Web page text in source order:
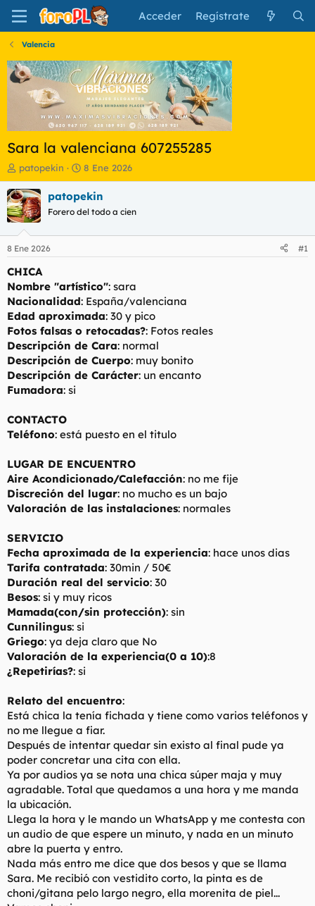
Acceder Regístrate
Valencia
Sara la valenciana 607255285
I
n
i
c
i
a
d
o
r
e
l
t
e
m
a
patopekin
F
e
c
a
i
i
c
o
8 Ene 2026
patopekin
Forero del todo a cien
8 Ene 2026 #1
CHICA
Nombre "artístico": sara
Nacionalidad: España/valenciana
Edad aproximada: 30 y pico
Fotos falsas o retocadas?: Fotos reales
Descripción de Cara: normal
Descripción de Cuerpo: muy bonito
Descripción de Carácter: un encanto
Fumadora: si
CONTACTO
Teléfono: está puesto en el titulo
LUGAR DE ENCUENTRO
Aire Acondicionado/Calefacción: no me fije
Discreción del lugar: no mucho es un bajo
Valoración de las instalaciones: normales
SERVICIO
Fecha aproximada de la experiencia: hace unos dias
Tarifa contratada: 30min / 50€
Duración real del servicio: 30
Besos: si y muy ricos
Mamada(con/sin protección): sin
Cunnilingus: si
Griego: ya deja claro que No
Valoración de la experiencia(0 a 10):8
¿Repetirías?: si
Relato del encuentro:
Está chica la tenía fichada y tiene como varios teléfonos y
no me llegue a fiar.
Después de intentar quedar sin existo al final pude ya
poder concretar una cita con ella.
Ya por audios ya se nota una chica súper maja y muy
agradable. Total que quedamos a una hora y me manda
la ubicación.
Llega la hora y le mando un WhatsApp y me contesta con
un audio de que espere un minuto, y nada en un minuto
abre la puerta y entro.
Nada más entro me dice que dos besos y que se llama
Sara. Me recibió con vestidito corto, la pinta es de
choni/gitana pelo largo negro, ella morenita de piel...